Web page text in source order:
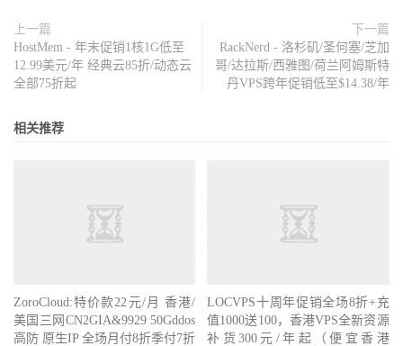
上一篇
HostMem - 年末促销1核1G低至
12.99美元/年 经典云85折/动态云
全部75折起
下一篇
RackNerd - 洛杉矶/圣何塞/芝加
哥/达拉斯/西雅图/荷兰阿姆斯特
丹VPS跨年促销低至$14.38/年
相关推荐
ZoroCloud:特价款22元/月 香港/
美国三网CN2GIA&9929 50Gddos
高防 原生IP 全场月付8折季付7折
LOCVPS十周年促销全场8折+充
值1000送100，香港VPS全新资源
补货300元/年起（便宜香港